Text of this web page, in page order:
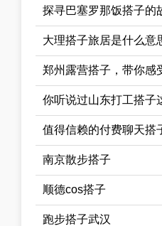
探寻巴塞罗那饭搭子的
大理搭子旅居是什么意
郑州露营搭子，带你感
你听说过山东打工搭子
值得信赖的付费聊天搭
南京散步搭子
顺德cos搭子
跑步搭子武汉